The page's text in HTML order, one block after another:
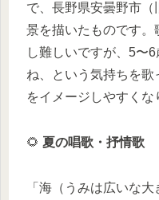
で、長野県安曇野市
景を描いたものです
し難しいですが、5〜
ね、という気持ちを
をイメージしやすくな
🌻 夏の唱歌・抒情歌
「海（うみは広いな